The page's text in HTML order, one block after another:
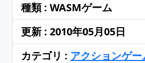
種類 : WASMゲーム
更新 : 2010年05月05日
カテゴリ : アクションゲー